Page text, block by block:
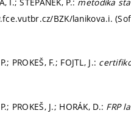
BZK/lanikova.i.
PROKEŠ, F.; FOJTL, J.:
PROKEŠ, J.; HORÁK, D.: FRP